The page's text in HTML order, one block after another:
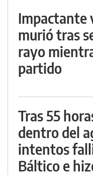
Impactante
murió tras
rayo
partido
Tras 55
dentro del
intentos
Báltico e